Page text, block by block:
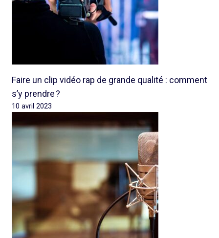
Faire un clip vidéo rap de grande qualité : comment
s’y prendre ?
10 avril 2023